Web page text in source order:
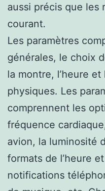
aussi précis que les
courant.
Les paramètres
générales, le choix
la montre, l’heure
physiques. Les
comprennent les
fréquence
avion, la luminosité
formats de l’heure
notifications